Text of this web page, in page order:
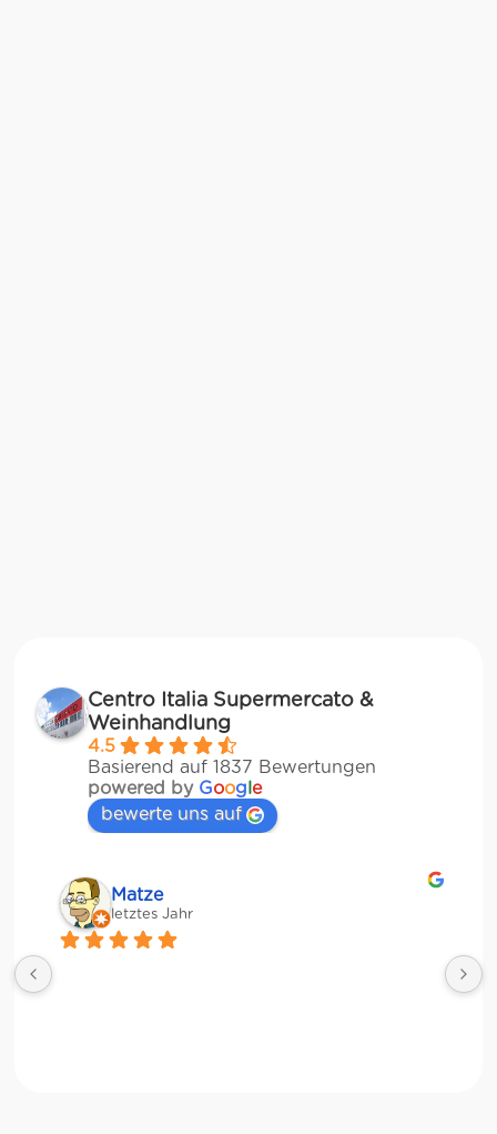
Centro Italia Supermercato &
Weinhandlung
4.5
Basierend auf 1837 Bewertungen
powered by Google
bewerte uns auf
Matze
letztes Jahr